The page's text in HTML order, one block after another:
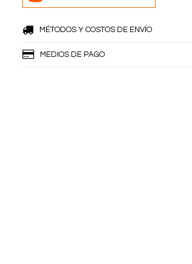
MÉTODOS Y COSTOS DE ENVÍO
MEDIOS DE PAGO